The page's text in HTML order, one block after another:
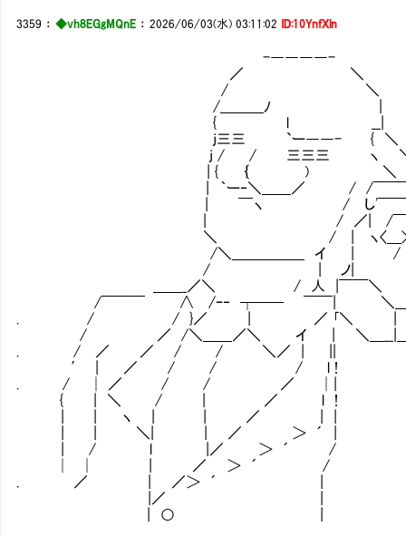
3359 ：◆vh8EGgMQnE ：2026/06/03(水) 03:11:02 ID:10YnfXln
-――――-
／ ＼
/ ＼
/＿＿＿ﾉ |
{ l __|
j三三 `ー――- { ＼
j / / 三三三 ヽ ＼ ジェガンなら、量
| { ｛ ) ＼ ＼
| ｀ー‐＼＿＿／ / /￣￣￣ | 主力機
| ￣ヽ / し'￣￣
| / ／| /￣￣
＼ / | ヽ〈＿>ｰ
/＼＿＿＿＿＿ イ |
/ | ノ|
＿＿_／＼ / 人 |￣￣＼
/￣￣￣ ∧ /ｰ‐ ┬── ￣￣| ＼＿
. / / }／ | ／ ｢＼ |
/ ／ /＼＿＿／＼ イ | ＼＿__|＿_ﾄ
. / ／ ／ / / ＼／ | ||
′ | ／ / / / l !
. / │ ／ / / ／ │|
{ | ＼ / | ／ l !
| | ヽ | | ／ | |
| | ＼| | ／ ＞ ´ |
| / l |／ ＞ ´ /
│ │ | ／ ＞ ´ /
. ／ | ／＞ ´ |
|／ |
| ○ |